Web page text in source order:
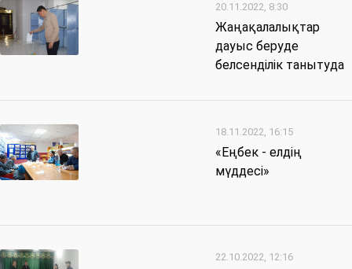
20.11.2022, 8:30
Жаңақалалықтар
дауыс беруде
белсенділік танытуда
18.11.2022, 16:15
«Еңбек - елдің
мүддесі»
22.10.2022, 12:16